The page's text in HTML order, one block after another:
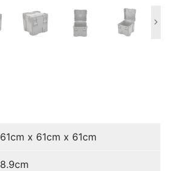
61cm x 61cm x 61cm
8.9cm